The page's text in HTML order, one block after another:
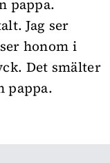
pappa.
Jag ser
honom i
Det smälter
pappa.